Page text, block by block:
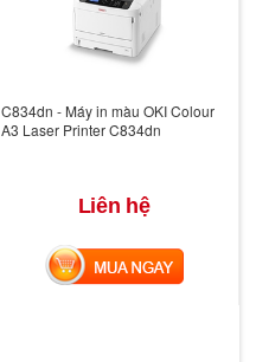
C834dn - Máy in màu OKI Colour
A3 Laser Printer C834dn
Liên hệ
MUA NGAY